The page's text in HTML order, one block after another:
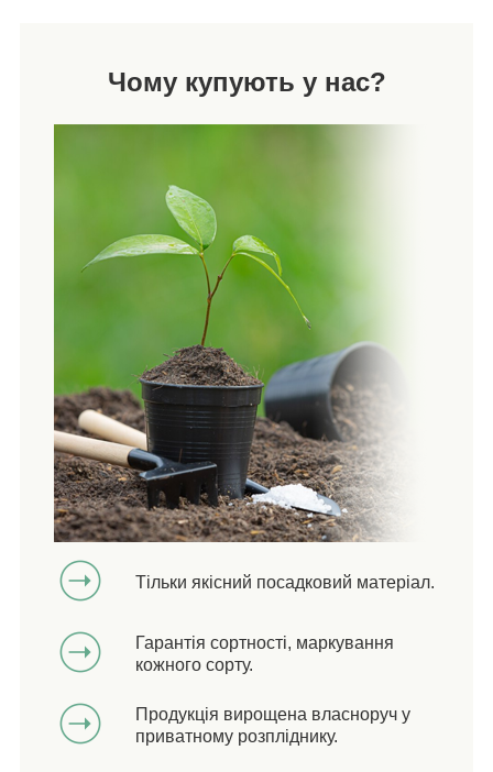
Чому купують у нас?
Тільки якісний посадковий матеріал.
Гарантія сортності, маркування
кожного сорту.
Продукція вирощена власноруч у
приватному розпліднику.